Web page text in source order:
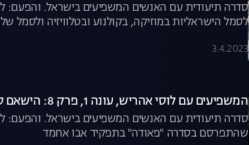
סדרה תיעודית עם האנשים המשפיעים בישראל. והפעם:
לסמל הישראליות במוזיקה, בקולנוע ובטלוויזיה ולסמל
3.4.2023
המשפיעים עם לוסי אהריש, עונה 1, פרק 8: הישאם סולימאן
סדרה תיעודית עם האנשים המשפיעים בישראל. והפעם:
שהתפרסם בסדרה "פאודה" בתפקיד אבו אחמד